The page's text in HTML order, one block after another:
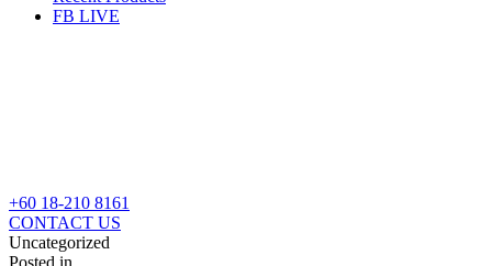
FB LIVE
+60 18-210 8161
CONTACT US
Uncategorized
Posted in